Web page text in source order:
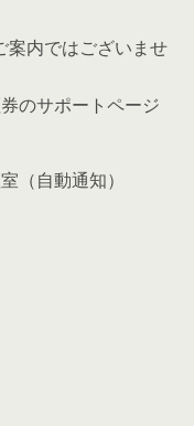
内ではございませ
のサポートページ
（自動通知）